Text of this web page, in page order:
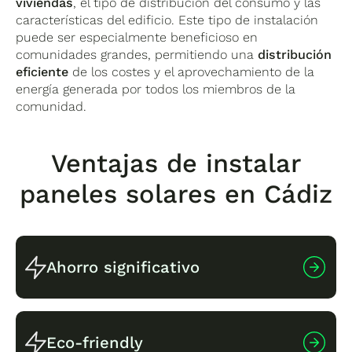
características del edificio. Este tipo de instalación
puede ser especialmente beneficioso en
comunidades grandes, permitiendo una distribución
eficiente de los costes y el aprovechamiento de la
energía generada por todos los miembros de la
comunidad.
Ventajas de instalar
paneles solares en Cádiz
Ahorro significativo
Una de lasventajas más notables
Eco-friendly